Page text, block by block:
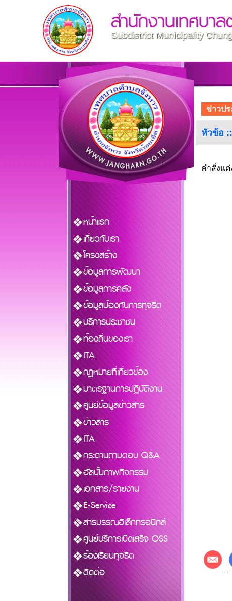
สำนักงานเทศบา
Subdistrict Municipality
หน้าแรก
เกี่ยวกับเรา
โครงสร้าง
ข้อมูลการพัฒนา
ข้อมูลการคลัง
ข้อมูลป้องกันการทุจริต
บริการประชาชน
ท้องถิ่นของเรา
ITA
กฎหมายที่เกี่ยวข้อง
มาตรฐานการปฏิบัติงาน
ศูนย์ข้อมูลข่าวสาร
ข่าวสาร
ITA
กระดานถามตอบ Q&A
อัลบั้มภาพกิจกรรม
เอกสาร/รายงาน
E-Service
สารบรรณอิเล็กทรอนิกส์
ศูนย์บริการเบ็ดเสร็จ OSS
ร้องเรียนทุจริต
ติดต่อ
ข่าวป
หัวข้อ
คำสั่งแ